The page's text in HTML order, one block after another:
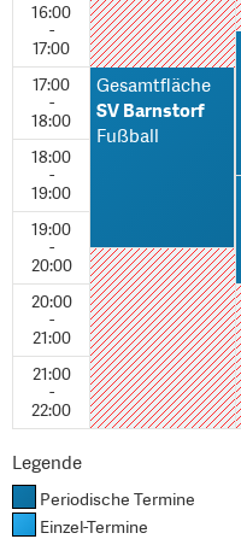
16:00
-
17:00
17:00
-
18:00
18:00
-
19:00
19:00
-
20:00
20:00
-
21:00
21:00
-
22:00
Gesamtfläche
SV Barnstorf
Fußball
Legende
Periodische Termine
Einzel-Termine